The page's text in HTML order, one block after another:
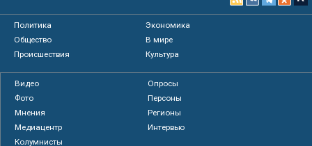
Политика
Экономика
Общество
В мире
Происшествия
Культура
Видео
Опросы
Фото
Персоны
Мнения
Регионы
Медиацентр
Интервью
Колумнисты